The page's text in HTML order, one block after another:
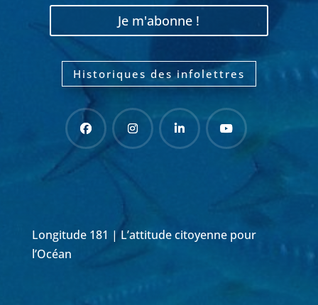
Je m'abonne !
Historiques des infolettres
Longitude 181 | L’attitude citoyenne pour
l’Océan